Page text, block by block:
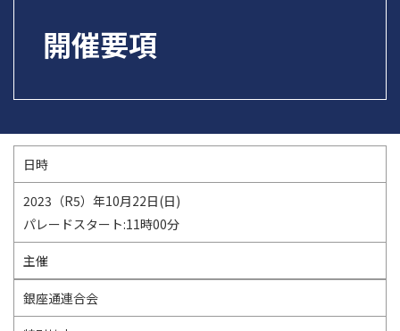
開催要項
日時
2023（R5）年10月22日(日)
パレードスタート:11時00分
主催
銀座通連合会